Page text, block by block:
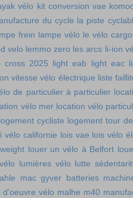
vélo kit conversion vae
du cycle la piste
frein lampe vélo le vélo
velo lemmo zero les arcs li-ion
cross 2025 light eab light eac
vitesse vélo électrique liste
de particulier à particulier
vélo mer location vélo
logement cycliste logement tour
vélo californie lois vae lois vélo
louer un vélo à Belfort
lumières vélo lutte
mac gyver batteries
d'oeuvre vélo malhe m40